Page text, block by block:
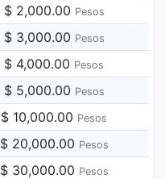
$ 2,000.00 Pesos
$ 3,000.00 Pesos
$ 4,000.00 Pesos
$ 5,000.00 Pesos
$ 10,000.00 Pesos
$ 20,000.00 Pesos
$ 30,000.00 Pesos